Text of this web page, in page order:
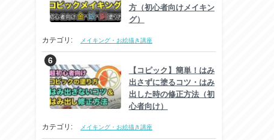
方（初心者向けメイキン
グ）
カテゴリ: メイキング・お絵描き講座
【コピック】簡単！はみ
出さずに塗るコツ・はみ
出した時の修正方法（初
心者向け）
カテゴリ: メイキング・お絵描き講座